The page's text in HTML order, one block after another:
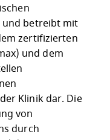
und betreibt mit
zertifizierten
und dem
Klinik dar. Die
von
durch